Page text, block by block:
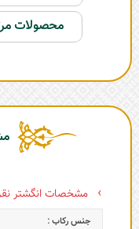
محصولات
مشخصات انگشتر
جنس رکاب :